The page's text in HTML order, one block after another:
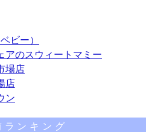
ビー）
アのスウィートマミー
場店
店
ン
ランキング